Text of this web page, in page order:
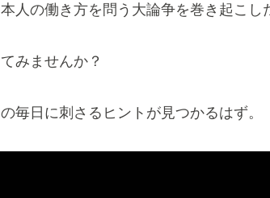
人の働き方を問う大論争を巻き起こし
みませんか？
毎日に刺さるヒントが見つかるはず。